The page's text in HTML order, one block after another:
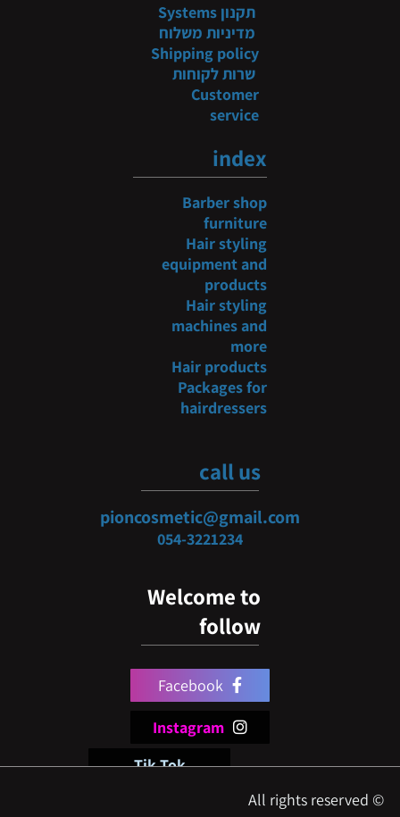
תקנון Systems
מדיניות משלוח
Shipping policy
שרות לקוחות
Customer
service
index
Barber shop
furniture
Hair styling
equipment and
products
Hair styling
machines and
more
Hair products
Packages for
hairdressers
call us
pioncosmetic@gmail.com
054-3221234
Welcome to
follow
Facebook
Instagram
Tik Tok
© All rights reserved